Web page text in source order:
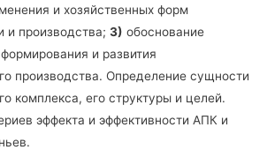
и хозяйственных форм
и производства; 3) обоснование
и развития
производства. Определение сущности
комплекса, его структуры и целей.
эффекта и эффективности АПК и